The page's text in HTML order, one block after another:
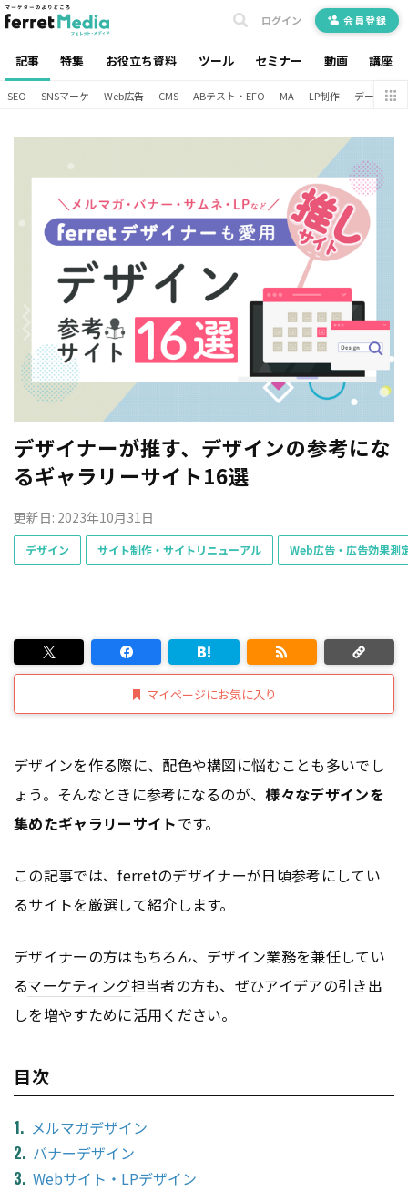
記事 特集 お役立ち資料 ツール セミナー 動画 講座
ログイン 会員登録
SEO SNSマーケ Web広告 CMS ABテスト・EFO MA LP制作 データ分析
デザイナーが推す、デザインの参考にな
るギャラリーサイト16選
更新日: 2023年10月31日
デザイン サイト制作・サイトリニューアル Web広告・広告効果測
マイページにお気に入り
デザインを作る際に、配色や構図に悩むことも多いでし
ょう。そんなときに参考になるのが、様々なデザインを
集めたギャラリーサイトです。
この記事では、ferretのデザイナーが日頃参考にしてい
るサイトを厳選して紹介します。
デザイナーの方はもちろん、デザイン業務を兼任してい
るマーケティング担当者の方も、ぜひアイデアの引き出
しを増やすために活用ください。
目次
メルマガデザイン
バナーデザイン
Webサイト・LPデザイン